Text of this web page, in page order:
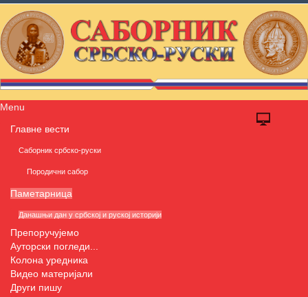
Menu
Главне вести
Саборник србско-руски
Породични сабор
Паметарница
Данашњи дан у србској и руској историји
Препоручујемо
Ауторски погледи...
Колона уредника
Видео материјали
Други пишу